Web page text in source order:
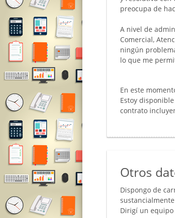
preocupa de
A nivel de
Comercial,
ningún
lo que me
En este
Estoy
contrato
Otros
Dispongo de
Dirigí un